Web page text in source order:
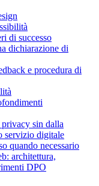
di successo
dichiarazione di
e procedura di
sin dalla
servizio digitale
quando necessario
architettura,
DPO